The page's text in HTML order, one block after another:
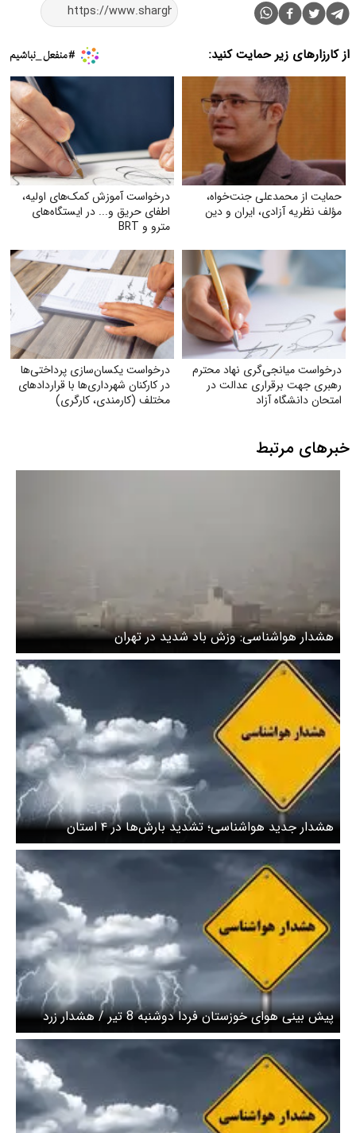
از کارزارهای زیر حمایت کنید:
حمایت از محمدعلی جنت‌خواه،
مؤلف نظریه آزادی، ایران و دین
درخواست آموزش کمک‌های اولیه،
اطفای حریق و... در ایستگاه‌های
مترو و BRT
درخواست میانجی‌گری نهاد محترم
رهبری جهت برقراری عدالت در
امتحان دانشگاه آزاد
درخواست یکسان‌سازی پرداختی‌ها
در کارکنان شهرداری‌ها با قراردادهای
مختلف (کارمندی، کارگری)
خبرهای مرتبط
هشدار هواشناسی: وزش باد شدید در تهران
هشدار جدید هواشناسی؛ تشدید بارش‌ها در ۴ استان
پیش بینی هوای خوزستان فردا دوشنبه 8 تیر / هشدار زرد
نسبت به تندباد‌های لحظه‌ای